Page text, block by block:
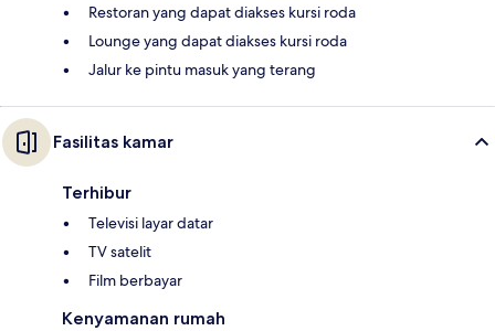
Restoran yang dapat diakses kursi roda
Lounge yang dapat diakses kursi roda
Jalur ke pintu masuk yang terang
Fasilitas kamar
Terhibur
Televisi layar datar
TV satelit
Film berbayar
Kenyamanan rumah